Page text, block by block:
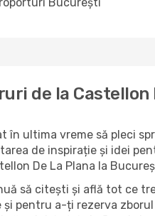
de la Castellon
în ultima vreme să pleci
de inspirație și idei
De La Plana la
să citești și află tot ce
pentru a-ți rezerva